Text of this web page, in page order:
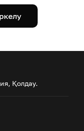
Қолдау.